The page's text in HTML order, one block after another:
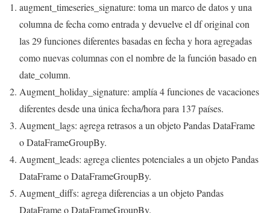
augment_timeseries_signature: toma un marco de datos y una
columna de fecha como entrada y devuelve el df original con
las 29 funciones diferentes basadas en fecha y hora agregadas
como nuevas columnas con el nombre de la función basado en
date_column.
Augment_holiday_signature: amplía 4 funciones de vacaciones
diferentes desde una única fecha/hora para 137 países.
Augment_lags: agrega retrasos a un objeto Pandas DataFrame
o DataFrameGroupBy.
Augment_leads: agrega clientes potenciales a un objeto Pandas
DataFrame o DataFrameGroupBy.
Augment_diffs: agrega diferencias a un objeto Pandas
DataFrame o DataFrameGroupBy.